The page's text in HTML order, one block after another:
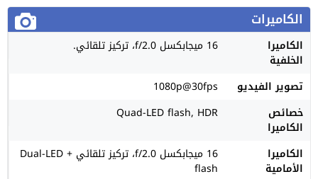
الكاميرات
الكاميرا
الخلفية
16 ميجابكسل f/2.0، تركيز تلقائي.
تصوير الفيديو
1080p@30fps
خصائص
الكاميرا
Quad-LED flash, HDR
الكاميرا
الأمامية
16 ميجابكسل f/2.0، تركيز تلقائي + Dual-LED
flash